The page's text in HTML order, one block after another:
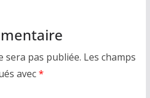
sera pas publiée. Les champs
avec*